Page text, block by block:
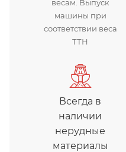
весам. Выпуск
машины при
соответствии веса
ТТН
Всегда в
наличии
нерудные
материалы